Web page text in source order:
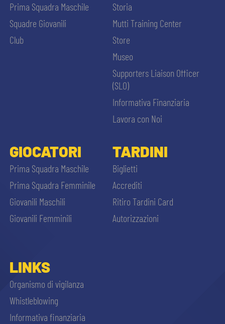
Prima Squadra Maschile
Squadre Giovanili
Club
Storia
Mutti Training Center
Store
Museo
Supporters Liaison Officer
(SLO)
Informativa Finanziaria
Lavora con Noi
GIOCATORI
Prima Squadra Maschile
Prima Squadra Femminile
Giovanili Maschili
Giovanili Femminili
TARDINI
Biglietti
Accrediti
Ritiro Tardini Card
Autorizzazioni
LINKS
Organismo di vigilanza
Whistleblowing
Informativa finanziaria
ACCETTA E SALVA